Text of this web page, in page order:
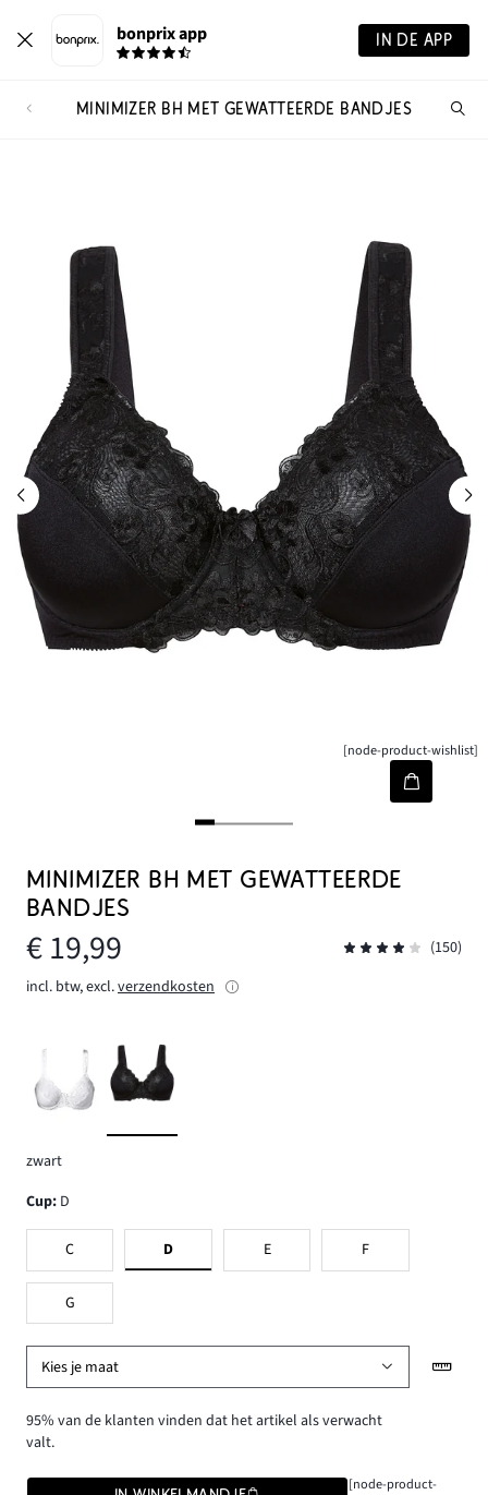
bonprix app IN DE APP
MINIMIZER BH MET GEWATTEERDE BANDJES
[node-product-wishlist]
MINIMIZER BH MET GEWATTEERDE
BANDJES
€ 19,99
(150)
incl. btw, excl.verzendkosten
zwart
Cup: D
C D E F
G
Kies je maat
95% van de klanten vinden dat het artikel als verwacht
valt.
[node-product-